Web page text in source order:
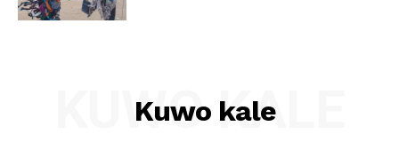
Kuwo kale
KUWO KALE